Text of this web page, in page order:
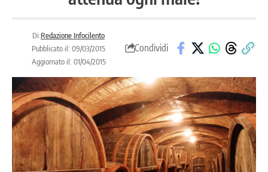
Di:Redazione Infocilento
Pubblicato il: 09/03/2015
Aggiornato il: 01/04/2015
Condividi